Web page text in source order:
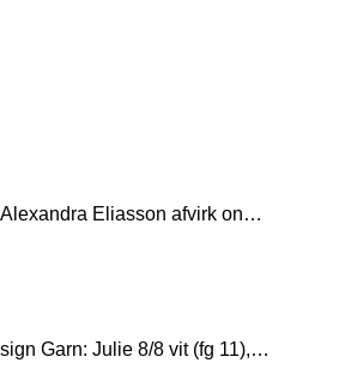
Eliasson afvirk on…
Garn: Julie 8/8 vit (fg 11),…